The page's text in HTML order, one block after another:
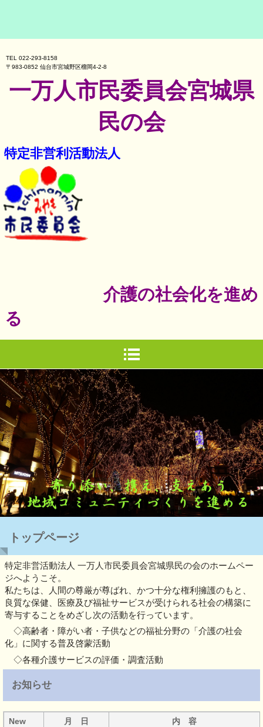
TEL 022-293-8158
〒983-0852 仙台市宮城野区榴岡4-2-8
一万人市民委員会宮城県
民の会
特定非営利活動法人
介護の社会化を進め
る
トップページ
特定非営活動法人 一万人市民委員会宮城県民の会のホームペー
ジへようこそ。
私たちは、人間の尊厳が尊ばれ、かつ十分な権利擁護のもと、
良質な保健、医療及び福祉サービスが受けられる社会の構築に
寄与することをめざし次の活動を行っています。
◇高齢者・障がい者・子供などの福祉分野の「介護の社会
化」に関する普及啓蒙活動
◇各種介護サービスの評価・調査活動
お知らせ
New 月 日 内 容